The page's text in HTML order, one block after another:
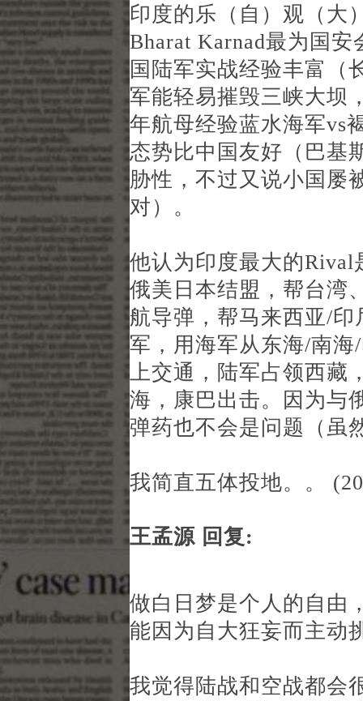
印度的乐（自）观（大
Bharat Karnad最为国
国陆军实战经验丰富（
军能轻易摧毁三峡大坝
年航母经验蓝水海军vs
态势比中国友好（巴基
胁性，不过又说小国屡
对）。
他认为印度最大的
俄美日本结盟，帮台湾
航导弹，帮马来西亚/
军，用海军从东海/南
上交通，陆军占领西藏
海，康巴出击。因为与
弹药也不会是问题（虽
我简直五体投地。。
王孟源 回复:
做白日梦是个人的自由
能因为自大狂妄而主动
我觉得陆战和空战都会